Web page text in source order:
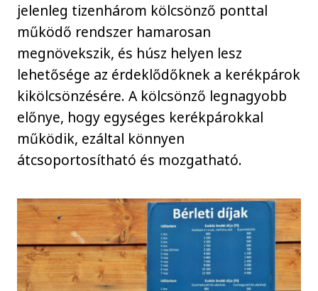
jelenleg tizenhárom kölcsönző ponttal
működő rendszer hamarosan
megnövekszik, és húsz helyen lesz
lehetősége az érdeklődőknek a kerékpárok
kikölcsönzésére. A kölcsönző legnagyobb
előnye, hogy egységes kerékpárokkal
működik, ezáltal könnyen
átcsoportosítható és mozgatható.